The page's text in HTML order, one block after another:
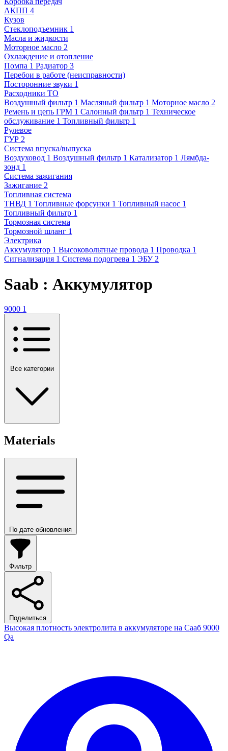
АКПП 4
Кузов
Стеклоподъемник 1
Масла и жидкости
Моторное масло 2
Охлаждение и отопление
Помпа 1 Радиатор 3
Перебои в работе (неисправности)
Посторонние звуки 1
Расходники ТО
Воздушный фильтр 1 Масляный фильтр 1 Моторное масло 2
Ремень и цепь ГРМ 1 Салонный фильтр 1 Техническое
обслуживание 1 Топливный фильтр 1
Рулевое
ГУР 2
Система впуска/выпуска
Воздуховод 1 Воздушный фильтр 1 Катализатор 1 Лямбда-
зонд 1
Система зажигания
Зажигание 2
Топливная система
ТНВД 1 Топливные форсунки 1 Топливный насос 1
Топливный фильтр 1
Тормозная система
Тормозной шланг 1
Электрика
Аккумулятор 1 Высоковольтные провода 1 Проводка 1
Сигнализация 1 Система подогрева 1 ЭБУ 2
Saab : Аккумулятор
9000 1
Все категории
Materials
По дате обновления
Фильтр
Поделиться
Высокая плотность электролита в аккумуляторе на Сааб 9000
Qa